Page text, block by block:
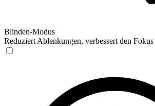
Blinden-Modus
Reduziert Ablenkungen, verbessert den Fokus